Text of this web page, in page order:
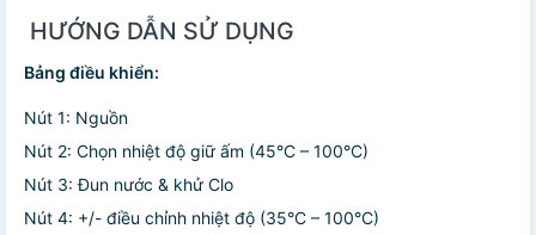
️ HƯỚNG DẪN SỬ DỤNG
Bảng điều khiển:
Nút 1: Nguồn
Nút 2: Chọn nhiệt độ giữ ấm (45°C – 100°C)
Nút 3: Đun nước & khử Clo
Nút 4: +/- điều chỉnh nhiệt độ (35°C – 100°C)